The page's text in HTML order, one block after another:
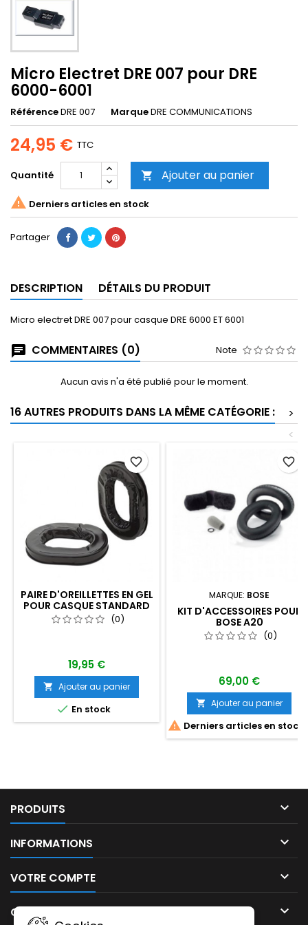
Micro Electret DRE 007 pour DRE
6000-6001
RéférenceDRE 007 MarqueDRE COMMUNICATIONS
24,95 € TTC
Quantité  Ajouter au panier
 Derniers articles en stock
Partager
DESCRIPTION DÉTAILS DU PRODUIT
Micro electret DRE 007 pour casque DRE 6000 ET 6001
COMMENTAIRES (0) Note
Aucun avis n'a été publié pour le moment.
16 AUTRES PRODUITS DANS LA MÊME CATÉGORIE :
>
<
PAIRE D'OREILLETTES EN GEL
POUR CASQUE STANDARD
(0)
19,95 €
 Ajouter au panier
 En stock
favorite_border
MARQUE: BOSE
KIT D'ACCESSOIRES POUR
BOSE A20
(0)
69,00 €
 Ajouter au panier
 Derniers articles en stock
favorite_border
PRODUITS 
INFORMATIONS 
VOTRE COMPTE 
CONTACT 